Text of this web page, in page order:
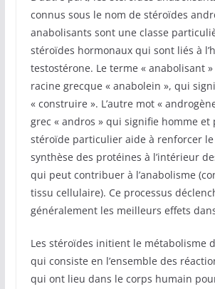
connus sous le nom de stéroïdes
anabolisants sont une classe
stéroïdes hormonaux qui sont liés à
testostérone. Le terme « anabolisant
racine grecque « anabolein », qui
« construire ». L’autre mot «
grec « andros » qui signifie homme et
stéroïde particulier aide à renforcer le
synthèse des protéines à l’intérieur
qui peut contribuer à l’anabolisme
tissu cellulaire). Ce processus
généralement les meilleurs effets
Les stéroïdes initient le métabolisme
qui consiste en l’ensemble des
qui ont lieu dans le corps humain